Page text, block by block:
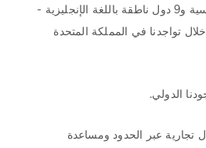
وفي حديثه مؤخرًا أثناء الإطلاق، قال إلوميلو: "UBA هو بنك أفريقي. نعمل في 20 دولة أفريقية - 11 دولة ناطقة بالفرنسية و9 دول ناطقة باللغة الإنجليزية -
تواجدنا في المملكة المتحدة
تجارية عبر الحدود ومساعدة